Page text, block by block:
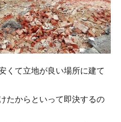
くて立地が良い場所に建て
たからといって即決するの